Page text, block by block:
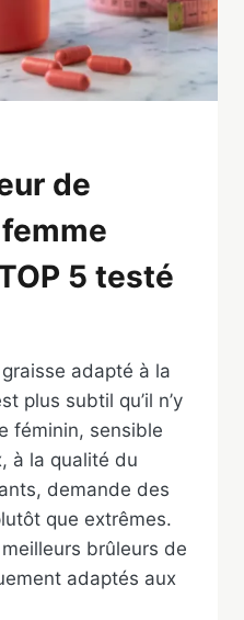
de
5 testé
adapté à la
plus subtil qu’il n’y
féminin, sensible
à la qualité du
demande des
que extrêmes.
brûleurs de
adaptés aux